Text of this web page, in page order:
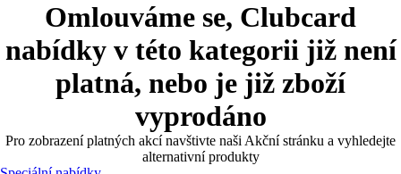
Omlouváme se, Clubcard
nabídky v této kategorii již není
platná, nebo je již zboží
vyprodáno
Pro zobrazení platných akcí navštivte naši Akční stránku a vyhledejte
alternativní produkty